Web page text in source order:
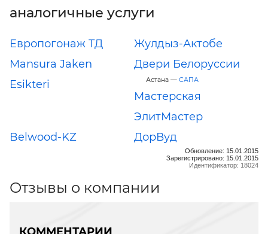
аналогичные услуги
Европогонаж ТД
Жулдыз-Актобе
Mansura Jaken
Esikteri
Двери Белоруссии
Астана — САПА
Мастерская
ЭлитМастер
Belwood-KZ
ДорВуд
Обновление: 15.01.2015
Зарегистрировано: 15.01.2015
Идентификатор: 18024
Отзывы о компании